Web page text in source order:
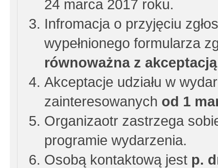
24 marca 2017 roku.
Infromacja o przyjęciu
wypełnionego formularza
równoważna z
Akceptacje udziału w
zainteresowanych od 1
Organizaotr zastrzega
programie wydarzenia.
Osobą kontaktową jest p.